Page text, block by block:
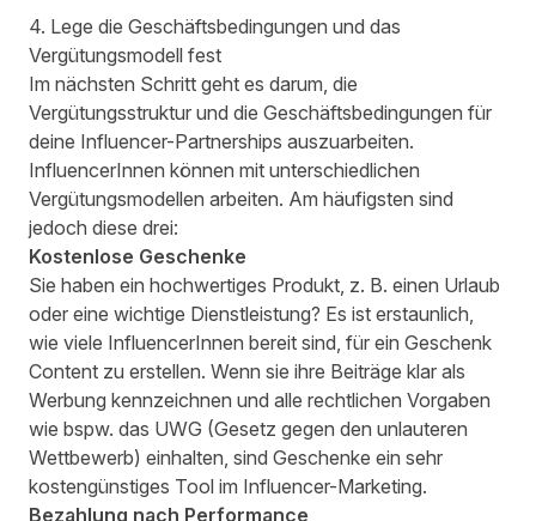
4. Lege die Geschäftsbedingungen und das
Vergütungsmodell fest
Im nächsten Schritt geht es darum, die
Vergütungsstruktur und die Geschäftsbedingungen für
deine Influencer-Partnerships auszuarbeiten.
InfluencerInnen können mit unterschiedlichen
Vergütungsmodellen arbeiten. Am häufigsten sind
jedoch diese drei:
Kostenlose Geschenke
Sie haben ein hochwertiges Produkt, z. B. einen Urlaub
oder eine wichtige Dienstleistung? Es ist erstaunlich,
wie viele InfluencerInnen bereit sind, für ein Geschenk
Content zu erstellen. Wenn sie ihre Beiträge klar als
Werbung kennzeichnen und alle rechtlichen Vorgaben
wie bspw. das UWG (Gesetz gegen den unlauteren
Wettbewerb) einhalten, sind Geschenke ein sehr
kostengünstiges Tool im Influencer-Marketing.
Bezahlung nach Performance